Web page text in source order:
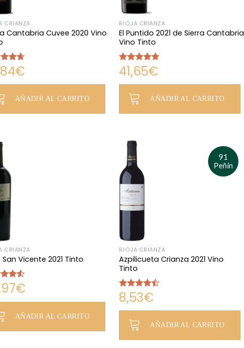
CRIANZA
Cantabria Cuvee 2020 Vino
4.67 €
AÑADIR AL CARRITO
RIOJA CRIANZA
El Puntido 2021 de Sierra Cantabria
Vino Tinto
Valorado
con4.64
de 5
41,65€
AÑADIR AL CARRITO
CRIANZA
San Vicente 2021 Tinto
4.50 €
AÑADIR AL CARRITO
91
Peñín
RIOJA CRIANZA
Azpilicueta Crianza 2021 Vino
Tinto
Valorado
con4.42
de 5
8,53€
AÑADIR AL CARRITO